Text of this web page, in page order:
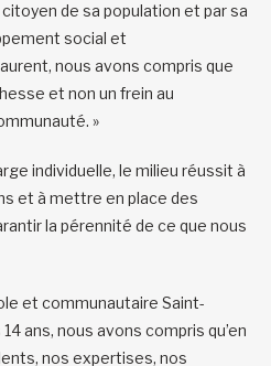
de sa population et par sa
social et
nous avons compris que
et non un frein au
»
individuelle, le milieu réussit à
et à mettre en place des
la pérennité de ce que nous
et communautaire Saint-
ans, nous avons compris qu’en
nos expertises, nos